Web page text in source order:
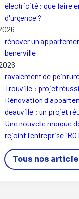
électricité : que faire
d'urgence ?
rénover un
benerville
ravalement de
Trouville : projet réussi
Rénovation
deauville : un projet
Une nouvelle marque
rejoint l'entreprise
Tous nos